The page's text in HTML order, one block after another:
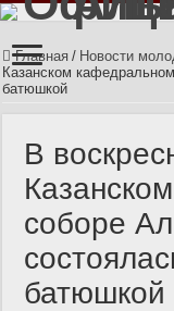
Главная / Новости
Казанском
батюшкой
В
соборе
батюшкой